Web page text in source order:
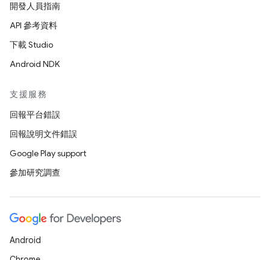
開發人員指南
API 參考資料
下載 Studio
Android NDK
支援服務
回報平台錯誤
回報說明文件錯誤
Google Play support
參加研究調查
Android